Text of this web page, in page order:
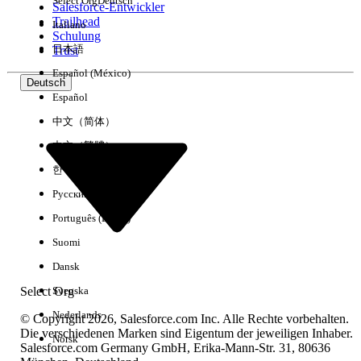
Erfahrung
Keine Ergebnisse
Salesforce-Entwickler
Trailhead
Schulung
Trust
Deutsch
Select Org
Italiano
日本語
Español (México)
Español
中文（简体）
中文（繁體）
한국어
Русский
Português (Brasil)
Suomi
Dansk
Svenska
Nederlands
Norsk
© Copyright 2026, Salesforce.com Inc. Alle Rechte vorbehalten.
Die verschiedenen Marken sind Eigentum der jeweiligen Inhaber.
Salesforce.com Germany GmbH, Erika-Mann-Str. 31, 80636